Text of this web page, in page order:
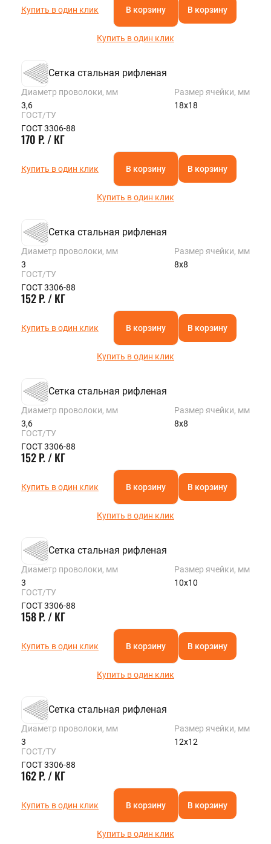
Купить в один клик В корзину В корзину
Купить в один клик
Сетка стальная рифленая
Диаметр проволоки, мм
3,6
Размер ячейки, мм
18х18
ГОСТ/ТУ
ГОСТ 3306-88
170 Р. / КГ
Купить в один клик В корзину В корзину
Купить в один клик
Сетка стальная рифленая
Диаметр проволоки, мм
3
Размер ячейки, мм
8х8
ГОСТ/ТУ
ГОСТ 3306-88
152 Р. / КГ
Купить в один клик В корзину В корзину
Купить в один клик
Сетка стальная рифленая
Диаметр проволоки, мм
3,6
Размер ячейки, мм
8х8
ГОСТ/ТУ
ГОСТ 3306-88
152 Р. / КГ
Купить в один клик В корзину В корзину
Купить в один клик
Сетка стальная рифленая
Диаметр проволоки, мм
3
Размер ячейки, мм
10х10
ГОСТ/ТУ
ГОСТ 3306-88
158 Р. / КГ
Купить в один клик В корзину В корзину
Купить в один клик
Сетка стальная рифленая
Диаметр проволоки, мм
3
Размер ячейки, мм
12х12
ГОСТ/ТУ
ГОСТ 3306-88
162 Р. / КГ
Купить в один клик В корзину В корзину
Купить в один клик